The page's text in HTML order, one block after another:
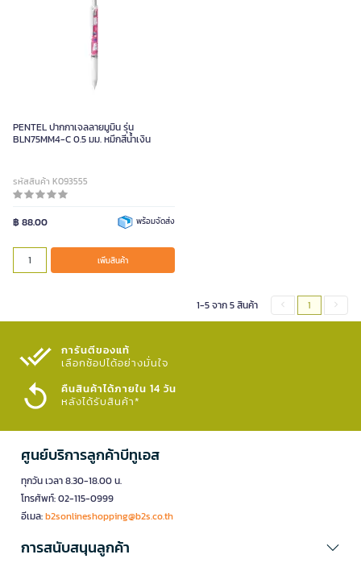
PENTEL ปากกาเจลลายมูมิน รุ่น
BLN75MM4-C 0.5 มม. หมึกสีน้ำเงิน
รหัสสินค้า K093555
฿ 88.00 พร้อมจัดส่ง
เพิ่มสินค้า
1-5 จาก 5 สินค้า 1
การันตีของแท้
เลือกช้อปได้อย่างมั่นใจ​
คืนสินค้าได้ภายใน 14 วัน
หลังได้รับสินค้า*
ศูนย์บริการลูกค้าบีทูเอส
ทุกวัน เวลา 8.30-18.00 น.
โทรศัพท์: 02-115-0999
อีเมล:b2sonlineshopping@b2s.co.th
การสนับสนุนลูกค้า